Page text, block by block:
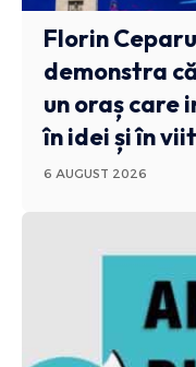
Florin
demonstra
un oraș care
în idei și în
6 AUGUST 2026